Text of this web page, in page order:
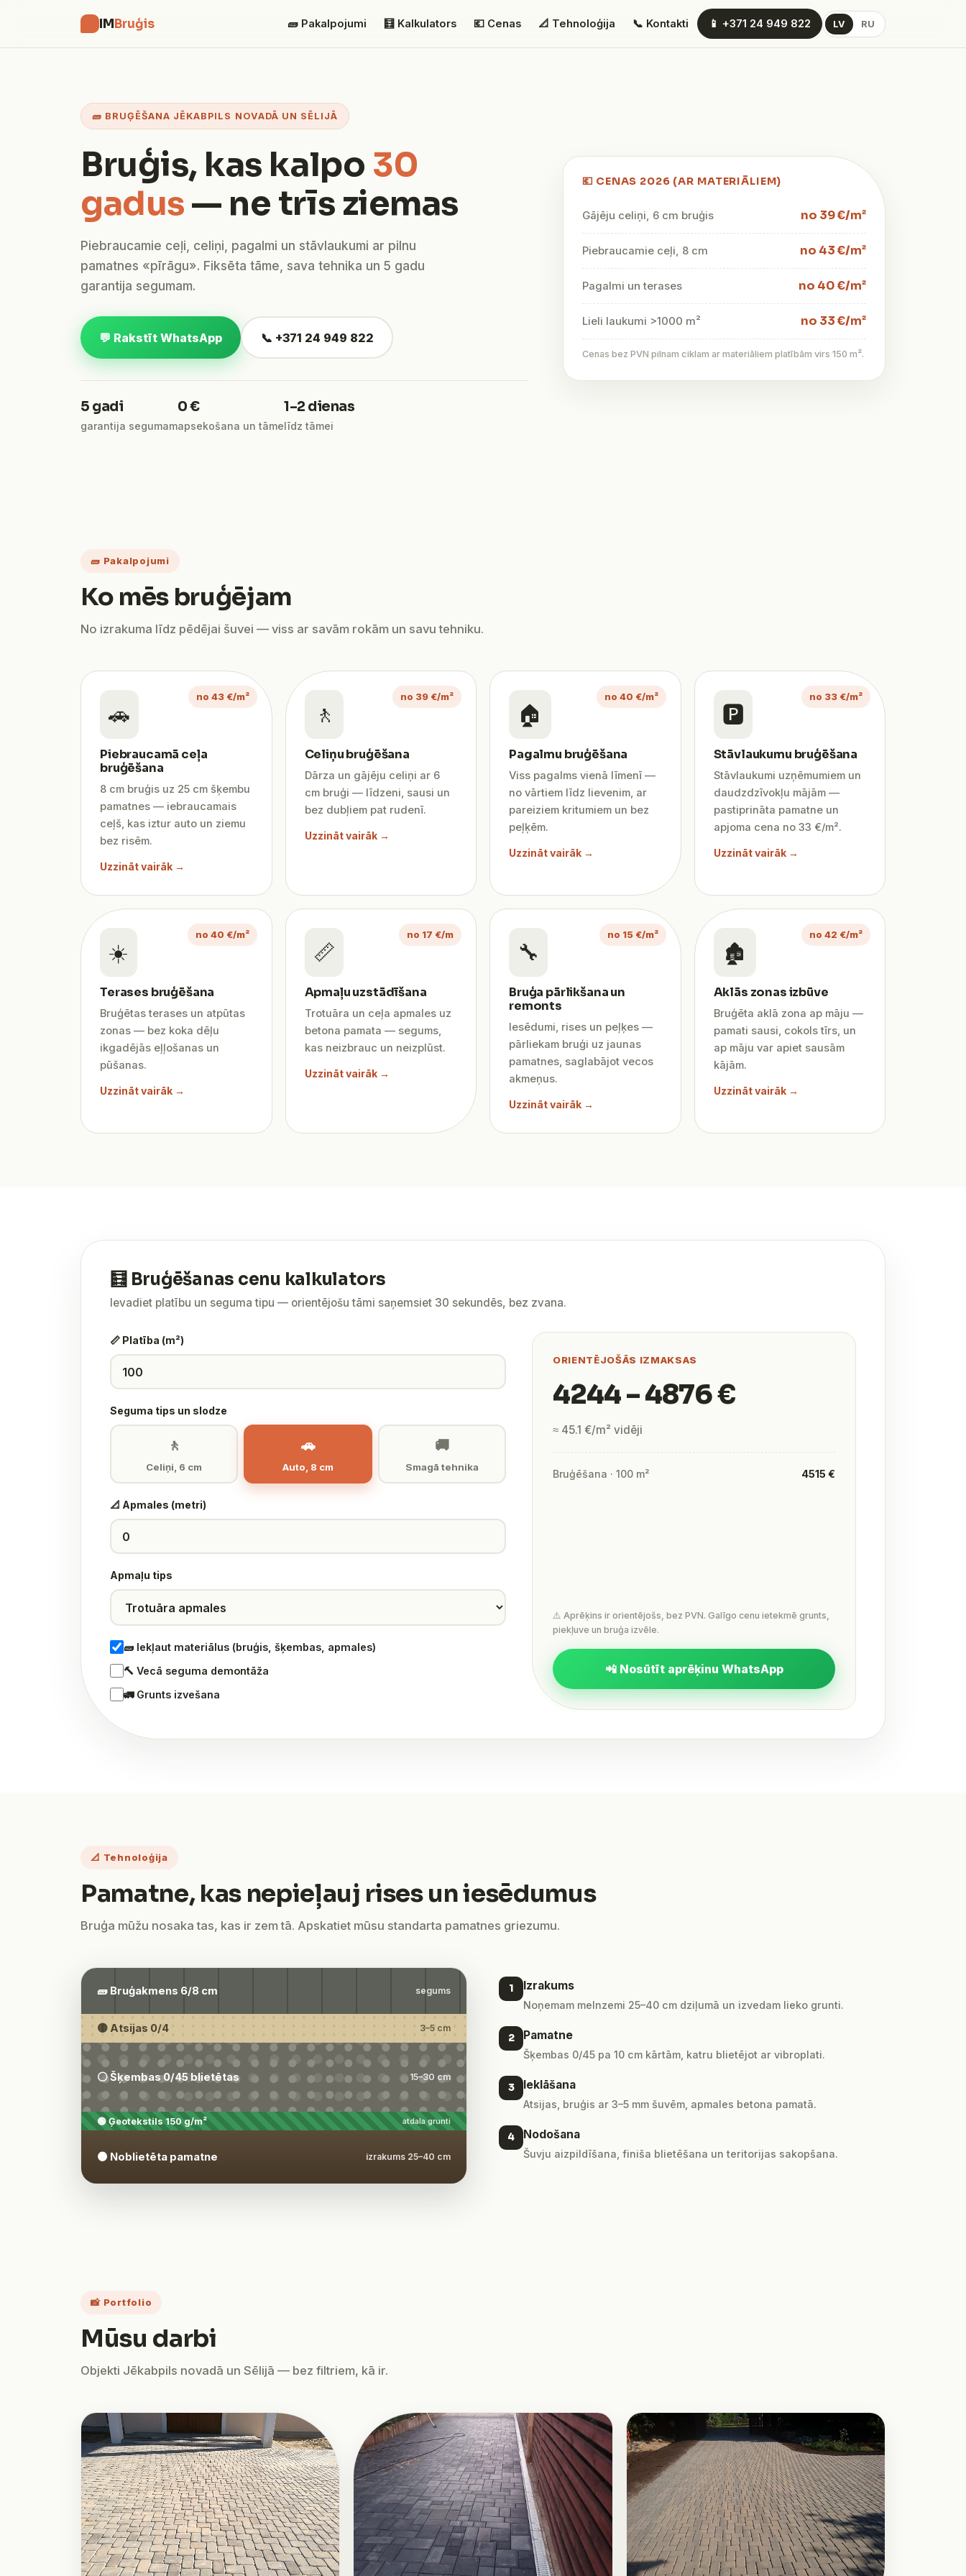
IMBruģis 🧱 Pakalpojumi 🧮 Kalkulators 💶 Cenas 📐 Tehnoloģija 📞 Kontakti 📱 +371 24 949 822 LV RU
🧱 BRUĢĒŠANA JĒKABPILS NOVADĀ UN SĒLIJĀ
Bruģis, kas kalpo 30
gadus— ne trīs ziemas
Piebraucamie ceļi, celiņi, pagalmi un stāvlaukumi ar pilnu
pamatnes «pīrāgu». Fiksēta tāme, sava tehnika un 5 gadu
garantija segumam.
💬 Rakstīt WhatsApp 📞 +371 24 949 822
5 gadi
garantija segumam
0 €
apsekošana un tāme
1–2 dienas
līdz tāmei
💶 CENAS 2026 (AR MATERIĀLIEM)
Gājēju celiņi, 6 cm bruģis no 39 €/m²
Piebraucamie ceļi, 8 cm no 43 €/m²
Pagalmi un terases no 40 €/m²
Lieli laukumi >1000 m² no 33 €/m²
Cenas bez PVN pilnam ciklam ar materiāliem platībām virs 150 m².
🧱 Pakalpojumi
Ko mēs bruģējam
No izrakuma līdz pēdējai šuvei — viss ar savām rokām un savu tehniku.
no 43 €/m²
🚗
Piebraucamā ceļa
bruģēšana
8 cm bruģis uz 25 cm šķembu
pamatnes — iebraucamais
ceļš, kas iztur auto un ziemu
bez risēm.
Uzzināt vairāk →
no 39 €/m²
🚶
Celiņu bruģēšana
Dārza un gājēju celiņi ar 6
cm bruģi — līdzeni, sausi un
bez dubļiem pat rudenī.
Uzzināt vairāk →
no 40 €/m²
🏠
Pagalmu bruģēšana
Viss pagalms vienā līmenī —
no vārtiem līdz lievenim, ar
pareiziem kritumiem un bez
peļķēm.
Uzzināt vairāk →
no 33 €/m²
🅿️
Stāvlaukumu bruģēšana
Stāvlaukumi uzņēmumiem un
daudzdzīvokļu mājām —
pastiprināta pamatne un
apjoma cena no 33 €/m².
Uzzināt vairāk →
no 40 €/m²
☀️
Terases bruģēšana
Bruģētas terases un atpūtas
zonas — bez koka dēļu
ikgadējās eļļošanas un
pūšanas.
Uzzināt vairāk →
no 17 €/m
📏
Apmaļu uzstādīšana
Trotuāra un ceļa apmales uz
betona pamata — segums,
kas neizbrauc un neizplūst.
Uzzināt vairāk →
no 15 €/m²
🔧
Bruģa pārlikšana un
remonts
Iesēdumi, rises un peļķes —
pārliekam bruģi uz jaunas
pamatnes, saglabājot vecos
akmeņus.
Uzzināt vairāk →
no 42 €/m²
🏚️
Aklās zonas izbūve
Bruģēta aklā zona ap māju —
pamati sausi, cokols tīrs, un
ap māju var apiet sausām
kājām.
Uzzināt vairāk →
🧮 Bruģēšanas cenu kalkulators
Ievadiet platību un seguma tipu — orientējošu tāmi saņemsiet 30 sekundēs, bez zvana.
📏 Platība (m²)
Seguma tips un slodze
🚶
Celiņi, 6 cm
🚗
Auto, 8 cm
🚚
Smagā tehnika
📐 Apmales (metri)
Apmaļu tips
🧱 Iekļaut materiālus (bruģis, šķembas, apmales)
🔨 Vecā seguma demontāža
🚛 Grunts izvešana
ORIENTĒJOŠĀS IZMAKSAS
4244 – 4876 €
≈ 45.1 €/m² vidēji
Bruģēšana · 100 m² 4515 €
⚠️ Aprēķins ir orientējošs, bez PVN. Galīgo cenu ietekmē grunts,
piekļuve un bruģa izvēle.
📲 Nosūtīt aprēķinu WhatsApp
📐 Tehnoloģija
Pamatne, kas nepieļauj rises un iesēdumus
Bruģa mūžu nosaka tas, kas ir zem tā. Apskatiet mūsu standarta pamatnes griezumu.
🧱 Bruģakmens 6/8 cm segums
🟡 Atsijas 0/4 3–5 cm
⚪ Šķembas 0/45 blietētas 15–30 cm
🟢 Ģeotekstils 150 g/m² atdala grunti
🟤 Noblietēta pamatne izrakums 25–40 cm
1 Izrakums
Noņemam melnzemi 25–40 cm dziļumā un izvedam lieko grunti.
2 Pamatne
Šķembas 0/45 pa 10 cm kārtām, katru blietējot ar vibroplati.
3 Ieklāšana
Atsijas, bruģis ar 3–5 mm šuvēm, apmales betona pamatā.
4 Nodošana
Šuvju aizpildīšana, finiša blietēšana un teritorijas sakopšana.
📸 Portfolio
Mūsu darbi
Objekti Jēkabpils novadā un Sēlijā — bez filtriem, kā ir.